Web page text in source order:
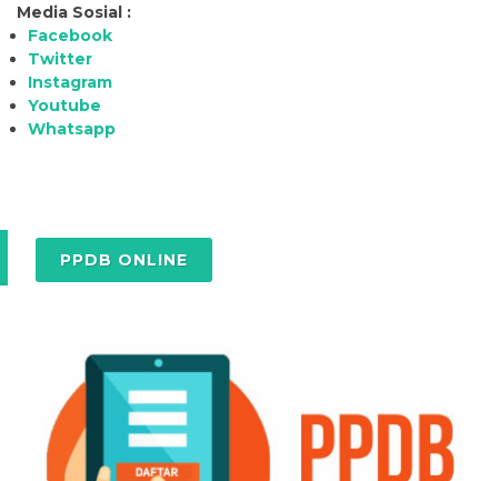
Media Sosial :
Facebook
Twitter
Instagram
Youtube
Whatsapp
PPDB ONLINE